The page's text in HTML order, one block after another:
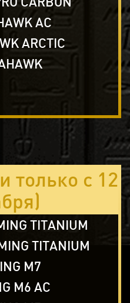
AC
ARCTIC
только с 12
TITANIUM
TITANIUM
M7
M6 AC